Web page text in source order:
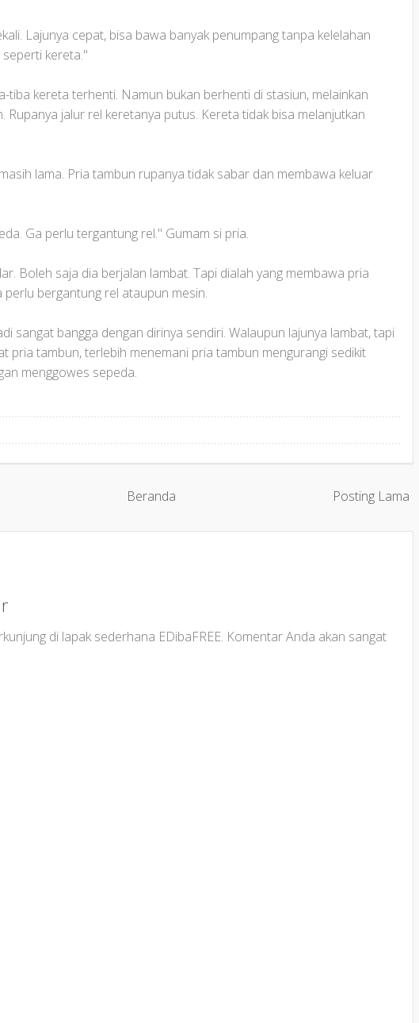
Lajunya cepat, bisa bawa banyak penumpang tanpa kelelahan
seperti kereta."
tiba kereta terhenti. Namun bukan berhenti di stasiun, melainkan
Rupanya jalur rel keretanya putus. Kereta tidak bisa melanjutkan
lama. Pria tambun rupanya tidak sabar dan membawa keluar
Ga perlu tergantung rel." Gumam si pria.
Boleh saja dia berjalan lambat. Tapi dialah yang membawa pria
bergantung rel ataupun mesin.
sangat bangga dengan dirinya sendiri. Walaupun lajunya lambat, tapi
pria tambun, terlebih menemani pria tambun mengurangi sedikit
menggowes sepeda.
Posting Lama
Beranda
di lapak sederhana EDibaFREE. Komentar Anda akan sangat